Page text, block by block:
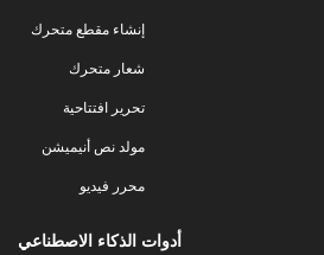
إنشاء مقطع متحرك
شعار متحرك
تحرير افتتاحية
مولد نص أنيميشن
محرر فيديو
أدوات الذكاء الاصطناعي